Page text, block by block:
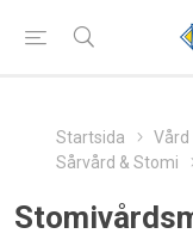
Startsida Vård
Sårvård & Stomi